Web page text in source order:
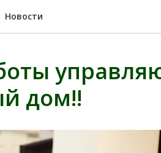
Новости
дом‼️